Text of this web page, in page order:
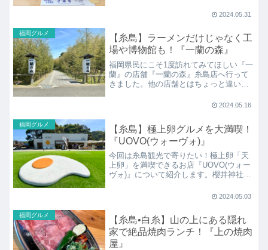
2024.05.31
福岡グルメ
【糸島】ラーメンだけじゃなく工
場や博物館も！『一蘭の森』
福岡県民にこそ1度訪れてみてほしい『一
蘭』の店舗『一蘭の森』糸島店へ行って
きました。他の店舗とはちょっと違い、
は、なんと《生産工場》や《博物館》も
2024.05.16
福岡グルメ
【糸島】極上卵グルメを大満喫！
『UOVO(ウォーヴォ)』
今回は糸島観光で寄りたい！極上卵「天
上卵」を満喫できるお店『UOVO(ウォー
ヴォ)』について紹介します。櫻井神社や
もピッタリ！糸島のブランド卵「天上
るカフェです。
2024.05.03
福岡グルメ
【糸島•白糸】山の上にある隠れ
家で絶品焼肉ランチ！『上の焼肉
屋』